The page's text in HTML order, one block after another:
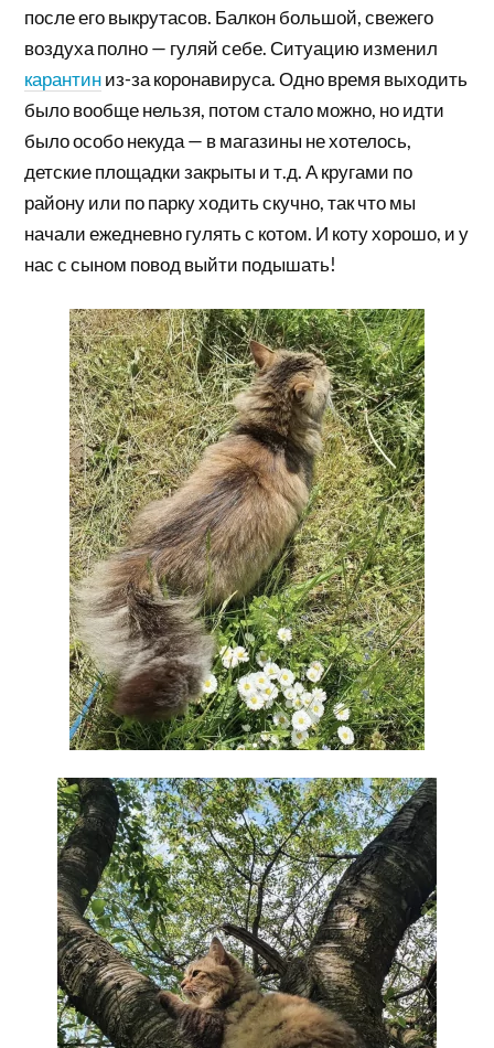
после его выкрутасов. Балкон большой, свежего
воздуха полно — гуляй себе. Ситуацию изменил
карантиниз-за коронавируса. Одно время выходить
было вообще нельзя, потом стало можно, но идти
было особо некуда — в магазины не хотелось,
детские площадки закрыты и т.д. А кругами по
району или по парку ходить скучно, так что мы
начали ежедневно гулять с котом. И коту хорошо, и у
нас с сыном повод выйти подышать!